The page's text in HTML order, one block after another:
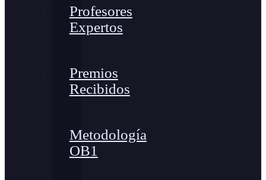
Profesores
Expertos
Premios
Recibidos
Metodología
OB1